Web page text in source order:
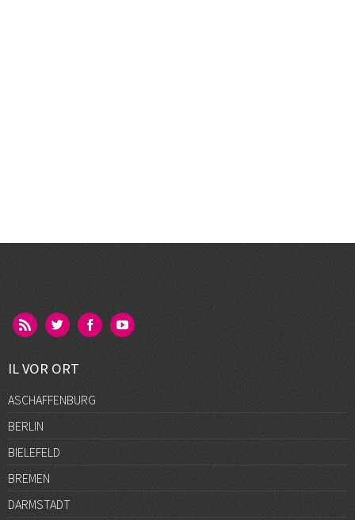
IL VOR ORT
ASCHAFFENBURG
BERLIN
BIELEFELD
BREMEN
DARMSTADT